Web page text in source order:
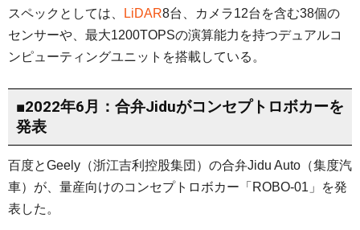
スペックとしては、 LiDAR8台、カメラ12台を含む38個の
センサーや、最大1200TOPSの演算能力を持つデュアルコ
ンピューティングユニットを搭載している。
■2022年6月：合弁Jiduがコンセプトロボカーを
発表
百度とGeely（浙江吉利控股集団）の合弁Jidu Auto（集度汽
車）が、量産向けのコンセプトロボカー「ROBO-01」を発
表した。